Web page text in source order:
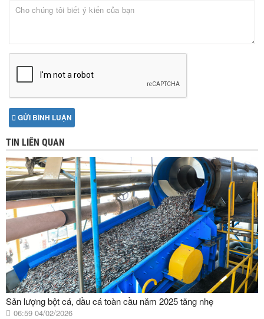
GỬI BÌNH LUẬN
TIN LIÊN QUAN
Sản lượng bột cá, dầu cá toàn cầu năm 2025 tăng nhẹ
06:59 04/02/2026